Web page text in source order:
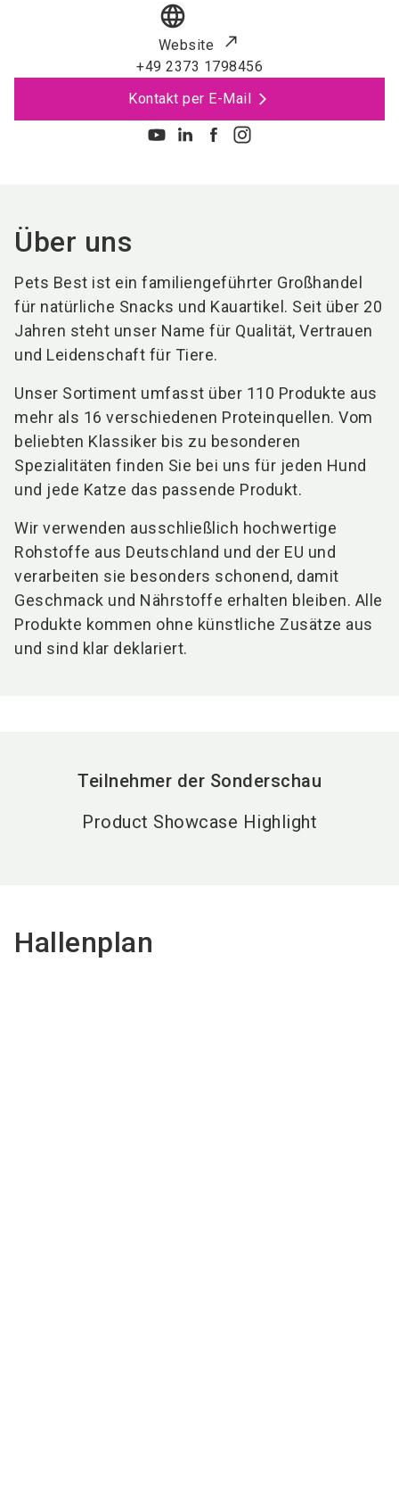
language
Website
+49 2373 1798456
Kontakt per E-Mail
Über uns
Pets Best ist ein familiengeführter Großhandel
für natürliche Snacks und Kauartikel. Seit über 20
Jahren steht unser Name für Qualität, Vertrauen
und Leidenschaft für Tiere.
Unser Sortiment umfasst über 110 Produkte aus
mehr als 16 verschiedenen Proteinquellen. Vom
beliebten Klassiker bis zu besonderen
Spezialitäten finden Sie bei uns für jeden Hund
und jede Katze das passende Produkt.
Wir verwenden ausschließlich hochwertige
Rohstoffe aus Deutschland und der EU und
verarbeiten sie besonders schonend, damit
Geschmack und Nährstoffe erhalten bleiben. Alle
Produkte kommen ohne künstliche Zusätze aus
und sind klar deklariert.
Teilnehmer der Sonderschau
Product Showcase Highlight
Hallenplan